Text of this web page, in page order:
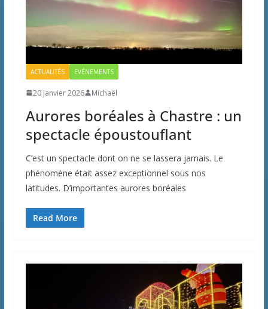
ACTUALITÉS EVÉNEMENTS
20 janvier 2026 Michaël
Aurores boréales à Chastre : un
spectacle époustouflant
C’est un spectacle dont on ne se lassera jamais. Le
phénomène était assez exceptionnel sous nos
latitudes. D’importantes aurores boréales
Read More